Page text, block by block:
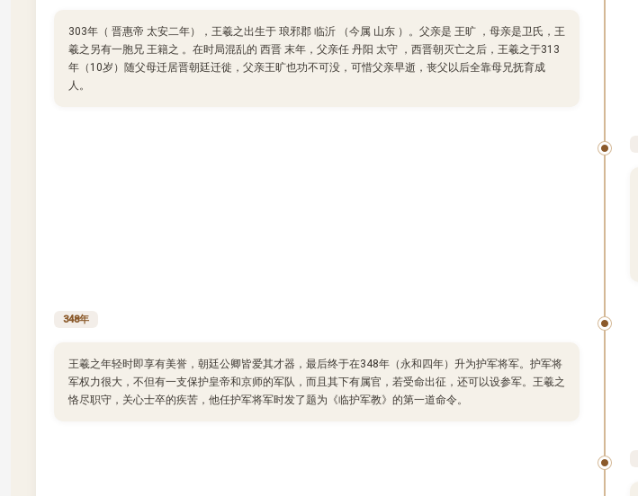
303年（ 晋惠帝 太安二年），王羲之出生于 琅邪郡 临沂 （今属 山东 ）。父亲是 王旷 ，母亲是卫氏，王
羲之另有一胞兄 王籍之 。在时局混乱的 西晋 末年，父亲任 丹阳 太守 ，西晋朝灭亡之后，王羲之于313
年（10岁）随父母迁居晋朝廷迁徙，父亲王旷也功不可没，可惜父亲早逝，丧父以后全靠母兄抚育成
人。
348年
王羲之年轻时即享有美誉，朝廷公卿皆爱其才器，最后终于在348年（永和四年）升为护军将军。护军将
军权力很大，不但有一支保护皇帝和京师的军队，而且其下有属官，若受命出征，还可以设参军。王羲之
恪尽职守，关心士卒的疾苦，他任护军将军时发了题为《临护军教》的第一道命令。